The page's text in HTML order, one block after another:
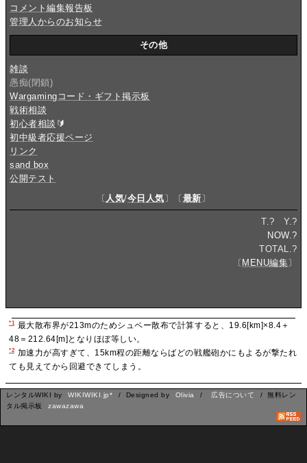
コメント編集報告板
管理人からのお知らせ
その他
雑談
愚痴(閉鎖)
Wargamingコード・ギフト掲示板
戦術相談
初心者相談 🔰
初中級者応援ページ
リンク
sand box
公開テスト
〔 人気/今日人気 〕〔 最新 〕
T.? Y.?
NOW.?
TOTAL.?
〔 MENU編集 〕
*1 最大散布界が213mのためシュペー散布で計算すると、19.6[km]×8.4＋
48＝212.64[m]となりほぼ等しい。
*2 加速力が高すぎて、15km程の距離ならばどの戦艦砲かにもよるが撃たれ
ても見えてから回避できてしまう。
レンタルWIKI by WIKIWIKI.jp* / Designed by Olivia / 広告について
/ 無料レン
タル掲示板
zawazawa